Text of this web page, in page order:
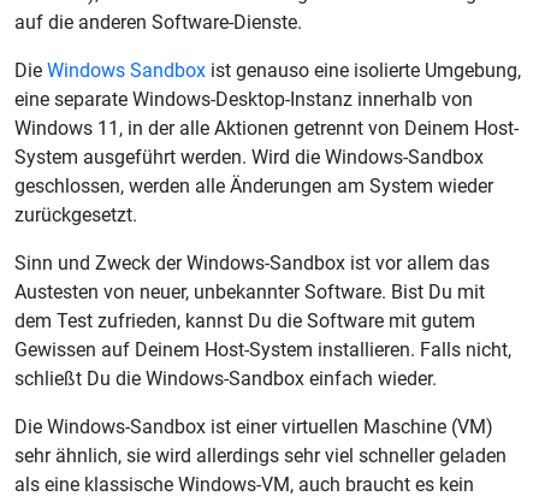
auf die anderen Software-Dienste.
Die Windows Sandbox ist genauso eine isolierte Umgebung,
eine separate Windows-Desktop-Instanz innerhalb von
Windows 11, in der alle Aktionen getrennt von Deinem Host-
System ausgeführt werden. Wird die Windows-Sandbox
geschlossen, werden alle Änderungen am System wieder
zurückgesetzt.
Sinn und Zweck der Windows-Sandbox ist vor allem das
Austesten von neuer, unbekannter Software. Bist Du mit
dem Test zufrieden, kannst Du die Software mit gutem
Gewissen auf Deinem Host-System installieren. Falls nicht,
schließt Du die Windows-Sandbox einfach wieder.
Die Windows-Sandbox ist einer virtuellen Maschine (VM)
sehr ähnlich, sie wird allerdings sehr viel schneller geladen
als eine klassische Windows-VM, auch braucht es kein